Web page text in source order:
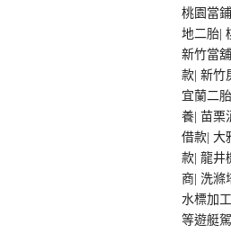
桃園當鋪
地二胎 |
新竹當舖
款 |新竹
宜蘭二
養 |苗栗
借款 |大
款 |龍井
商 洗滌
水標加工
等遊艇